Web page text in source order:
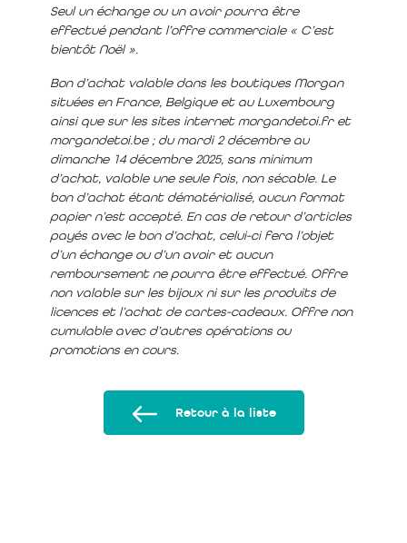
Seul un échange ou un avoir pourra être
effectué pendant l’offre commerciale « C’est
bientôt Noël ».
Bon d’achat valable dans les boutiques Morgan
situées en France, Belgique et au Luxembourg
ainsi que sur les sites internet morgandetoi.fr et
morgandetoi.be ; du mardi 2 décembre au
dimanche 14 décembre 2025, sans minimum
d’achat, valable une seule fois, non sécable. Le
bon d’achat étant dématérialisé, aucun format
papier n’est accepté. En cas de retour d’articles
payés avec le bon d’achat, celui-ci fera l’objet
d’un échange ou d’un avoir et aucun
remboursement ne pourra être effectué. Offre
non valable sur les bijoux ni sur les produits de
licences et l’achat de cartes-cadeaux. Offre non
cumulable avec d’autres opérations ou
promotions en cours.
Retour à la liste